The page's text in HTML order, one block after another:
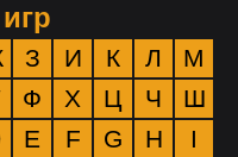
З И К Л
М
Ф Х Ц Ч
Ш
E F G H
I